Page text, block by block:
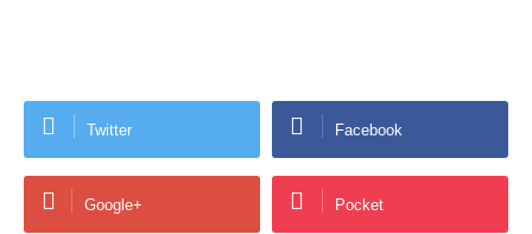
Twitter Facebook
Google+ Pocket